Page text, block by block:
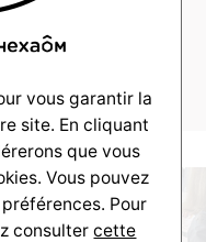
23
vous garantir la
site. En cliquant
que vous
Vous pouvez
Pour
consultercette